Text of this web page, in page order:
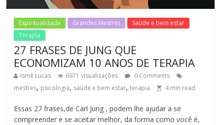
Espiritualidade Grandes Mestres
Saúde e bem estar
Terapia
27 FRASES DE JUNG QUE
ECONOMIZAM 10 ANOS DE TERAPIA
Ismê Lucas 6971 visualizações
0 Comments
mestres, psicologia, saúde e bem estar,terapia 4min read
Essas 27 frases,de Carl Jung , podem lhe ajudar a se
compreender e se aceitar melhor, da forma como você é,